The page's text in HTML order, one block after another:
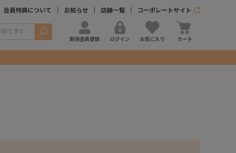
会員特典について お知らせ 店舗一覧 コーポレートサイト
検索
新規会員登録 ログイン お気に入り カート